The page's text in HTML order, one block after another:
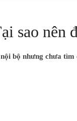
sao nên
bộ nhưng chưa